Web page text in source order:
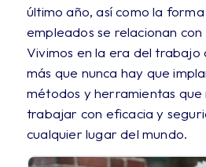
último año, así como la
empleados se relacionan con
Vivimos en la era del trabajo
más que nunca hay que
métodos y herramientas que
trabajar con eficacia y
cualquier lugar del mundo.